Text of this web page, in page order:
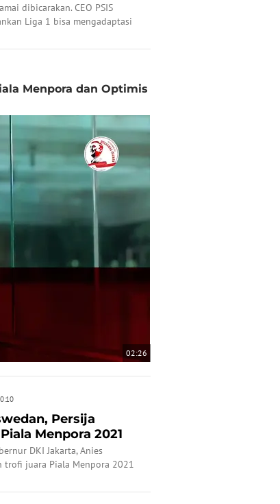
dibicarakan. CEO PSIS
Liga 1 bisa mengadaptasi
Menpora dan Optimis
02:26
Persija
Menpora 2021
DKI Jakarta, Anies
trofi juara Piala Menpora 2021